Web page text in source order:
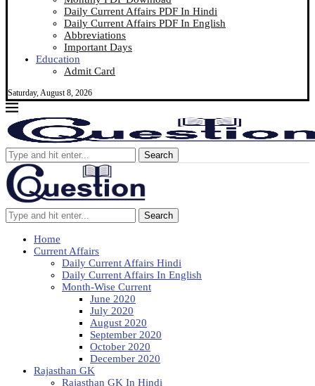
Daily Current Affairs PDF In Hindi
Daily Current Affairs PDF In English
Abbreviations
Important Days
Education
Admit Card
Saturday, August 8, 2026
Search
Search
Home
Current Affairs
Daily Current Affairs Hindi
Daily Current Affairs In English
Month-Wise Current
June 2020
July 2020
August 2020
September 2020
October 2020
December 2020
Rajasthan GK
Rajasthan GK In Hindi